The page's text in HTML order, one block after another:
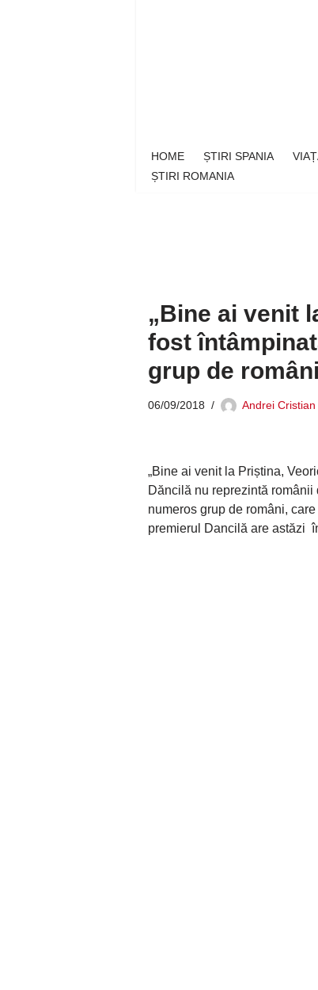
HOME ȘTIRI SPANIA
ȘTIRI ROMANIA
„Bine ai venit
fost
grup de
06/09/2018 Andrei Cristian
„Bine ai venit la Priștina,
Dăncilă nu reprezintă românii
numeros grup de români,
premierul Dancilă are astăzi